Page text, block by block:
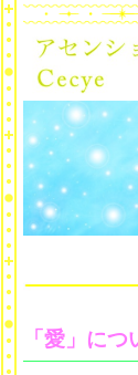
「愛」に